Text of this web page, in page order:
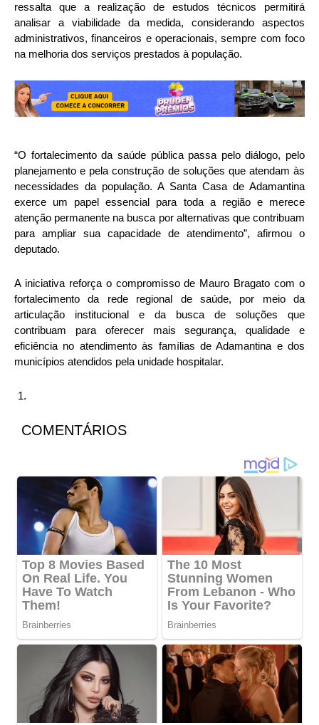
ressalta que a realização de estudos técnicos permitirá
analisar a viabilidade da medida, considerando aspectos
administrativos, financeiros e operacionais, sempre com foco
na melhoria dos serviços prestados à população.
“O fortalecimento da saúde pública passa pelo diálogo, pelo
planejamento e pela construção de soluções que atendam às
necessidades da população. A Santa Casa de Adamantina
exerce um papel essencial para toda a região e merece
atenção permanente na busca por alternativas que contribuam
para ampliar sua capacidade de atendimento”, afirmou o
deputado.
A iniciativa reforça o compromisso de Mauro Bragato com o
fortalecimento da rede regional de saúde, por meio da
articulação institucional e da busca de soluções que
contribuam para oferecer mais segurança, qualidade e
eficiência no atendimento às famílias de Adamantina e dos
municípios atendidos pela unidade hospitalar.
COMENTÁRIOS